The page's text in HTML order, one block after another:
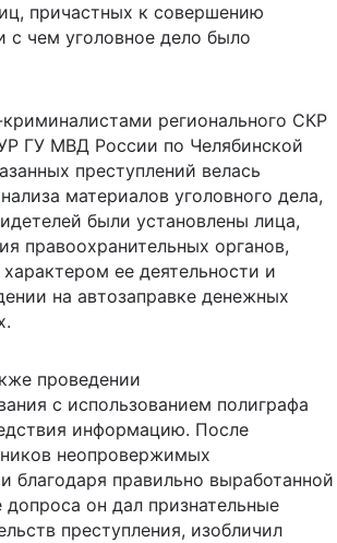
причастных к совершению
с чем уголовное дело было
регионального СКР
ГУ МВД России по Челябинской
преступлений велась
материалов уголовного дела,
были установлены лица,
правоохранительных органов,
ее деятельности и
на автозаправке денежных
проведении
с использованием полиграфа
информацию. После
неопровержимых
благодаря правильно выработанной
он дал признательные
преступления, изобличил